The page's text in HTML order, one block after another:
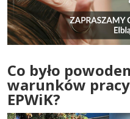
Co było
warunków
EPWiK?